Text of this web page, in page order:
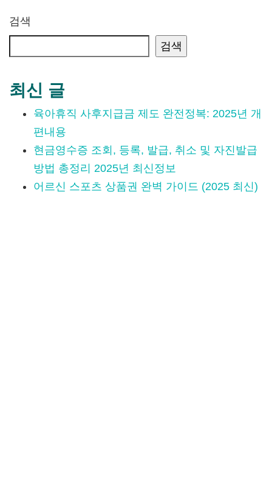
검색
검색
최신 글
육아휴직 사후지급금 제도 완전정복: 2025년 개
편내용
현금영수증 조회, 등록, 발급, 취소 및 자진발급
방법 총정리 2025년 최신정보
어르신 스포츠 상품권 완벽 가이드 (2025 최신)